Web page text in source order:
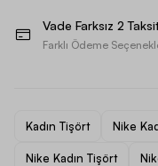
Vade Farksız 2
Farklı Ödeme
Kadın Tişört Nike
Nike Kadın Tişört